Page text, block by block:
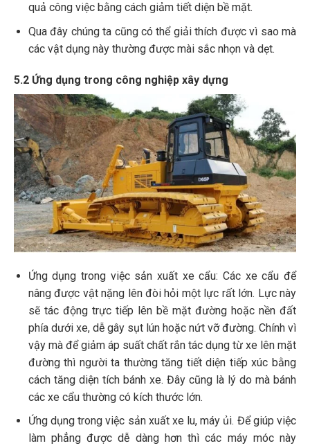
quả công việc bằng cách giảm tiết diện bề mặt.
Qua đây chúng ta cũng có thể giải thích được vì sao mà
các vật dụng này thường được mài sắc nhọn và dẹt.
5.2 Ứng dụng trong công nghiệp xây dựng
Ứng dụng trong việc sản xuất xe cẩu: Các xe cẩu để
nâng được vật nặng lên đòi hỏi một lực rất lớn. Lực này
sẽ tác động trực tiếp lên bề mặt đường hoặc nền đất
phía dưới xe, dễ gây sụt lún hoặc nứt vỡ đường. Chính vì
vậy mà để giảm áp suất chất rắn tác dụng từ xe lên mặt
đường thì người ta thường tăng tiết diện tiếp xúc bằng
cách tăng diện tích bánh xe. Đây cũng là lý do mà bánh
các xe cẩu thường có kích thước lớn.
Ứng dụng trong việc sản xuất xe lu, máy ủi. Để giúp việc
làm phẳng được dễ dàng hơn thì các máy móc này